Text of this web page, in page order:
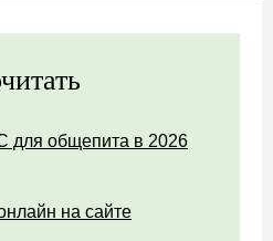
для общепита в 2026
на сайте